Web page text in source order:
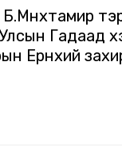
Б.Мөнхтамир
Улсын Гадаад
Ерөнхий